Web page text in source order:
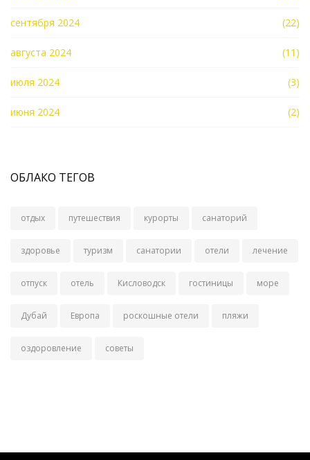
сентября 2024 (22)
августа 2024 (11)
июля 2024 (3)
июня 2024 (2)
ОБЛАКО ТЕГОВ
отдых путешествия курорты санаторий
здоровье туризм санатории отели лечение
отпуск отель Кисловодск гостиницы море
Дубай Европа роскошные отели пляжи
оздоровление советы